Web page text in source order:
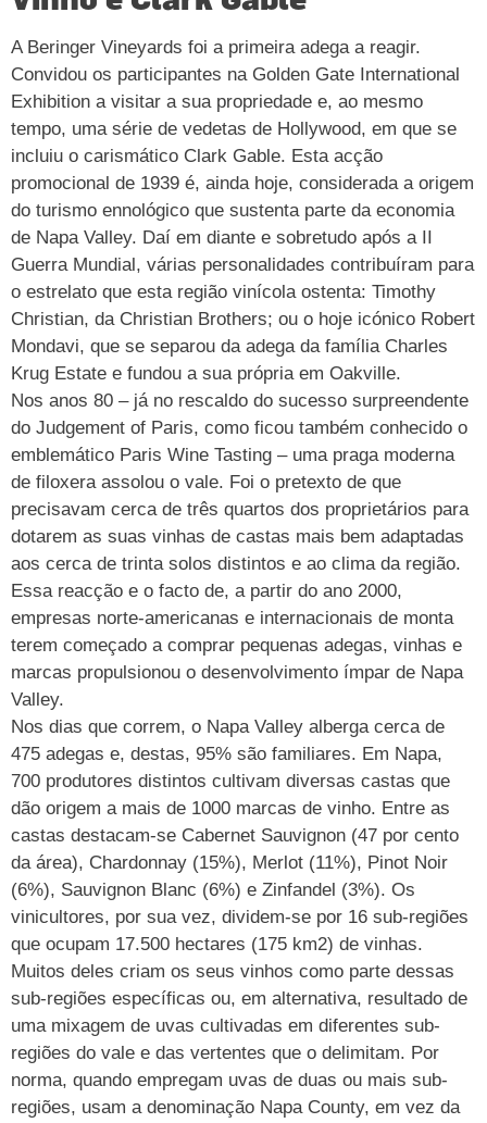
A Beringer Vineyards foi a primeira adega a reagir.
Convidou os participantes na Golden Gate International
Exhibition a visitar a sua propriedade e, ao mesmo
tempo, uma série de vedetas de Hollywood, em que se
incluiu o carismático Clark Gable. Esta acção
promocional de 1939 é, ainda hoje, considerada a origem
do turismo ennológico que sustenta parte da economia
de Napa Valley. Daí em diante e sobretudo após a II
Guerra Mundial, várias personalidades contribuíram para
o estrelato que esta região vinícola ostenta: Timothy
Christian, da Christian Brothers; ou o hoje icónico Robert
Mondavi, que se separou da adega da família Charles
Krug Estate e fundou a sua própria em Oakville.
Nos anos 80 – já no rescaldo do sucesso surpreendente
do Judgement of Paris, como ficou também conhecido o
emblemático Paris Wine Tasting – uma praga moderna
de filoxera assolou o vale. Foi o pretexto de que
precisavam cerca de três quartos dos proprietários para
dotarem as suas vinhas de castas mais bem adaptadas
aos cerca de trinta solos distintos e ao clima da região.
Essa reacção e o facto de, a partir do ano 2000,
empresas norte-americanas e internacionais de monta
terem começado a comprar pequenas adegas, vinhas e
marcas propulsionou o desenvolvimento ímpar de Napa
Valley.
Nos dias que correm, o Napa Valley alberga cerca de
475 adegas e, destas, 95% são familiares. Em Napa,
700 produtores distintos cultivam diversas castas que
dão origem a mais de 1000 marcas de vinho. Entre as
castas destacam-se Cabernet Sauvignon (47 por cento
da área), Chardonnay (15%), Merlot (11%), Pinot Noir
(6%), Sauvignon Blanc (6%) e Zinfandel (3%). Os
vinicultores, por sua vez, dividem-se por 16 sub-regiões
que ocupam 17.500 hectares (175 km2) de vinhas.
Muitos deles criam os seus vinhos como parte dessas
sub-regiões específicas ou, em alternativa, resultado de
uma mixagem de uvas cultivadas em diferentes sub-
regiões do vale e das vertentes que o delimitam. Por
norma, quando empregam uvas de duas ou mais sub-
regiões, usam a denominação Napa County, em vez da